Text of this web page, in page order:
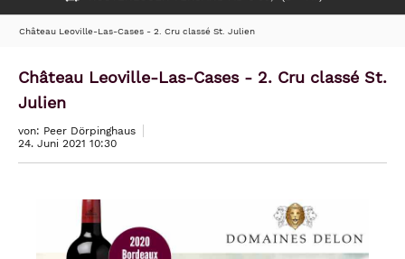
Château Leoville-Las-Cases - 2. Cru classé St. Julien
Château Leoville-Las-Cases - 2. Cru classé St.
Julien
von: Peer Dörpinghaus
24. Juni 2021 10:30